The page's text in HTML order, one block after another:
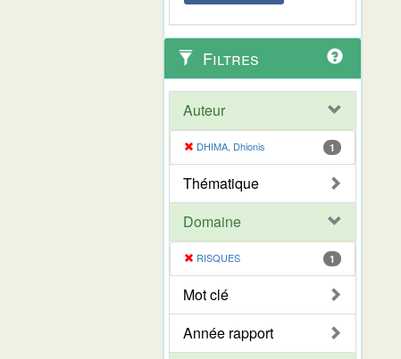
Filtres
Auteur
DHIMA, Dhionis 1
Thématique
Domaine
RISQUES 1
Mot clé
Année rapport